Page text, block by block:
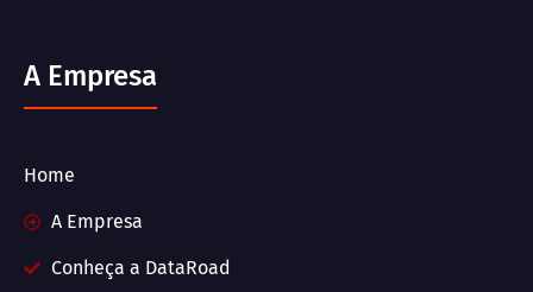
A Empresa
Home
A Empresa
Conheça a DataRoad